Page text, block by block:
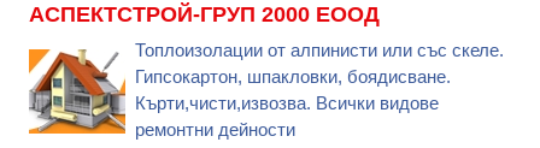
АСПЕКТСТРОЙ-ГРУП 2000 ЕООД
Топлоизолации от алпинисти или със скеле.
Гипсокартон, шпакловки, боядисване.
Кърти,чисти,извозва. Всички видове
ремонтни дейности